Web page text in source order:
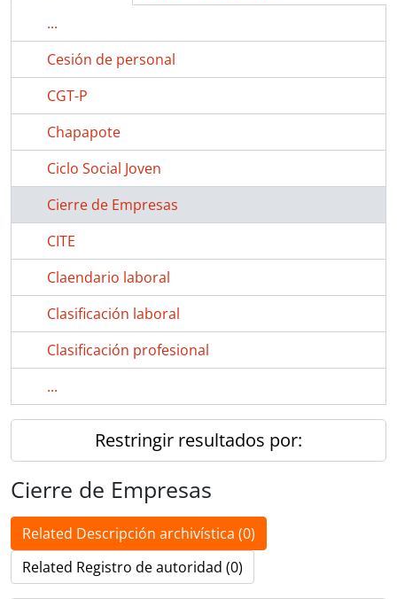
...
Cesión de personal
CGT-P
Chapapote
Ciclo Social Joven
Cierre de Empresas
CITE
Claendario laboral
Clasificación laboral
Clasificación profesional
...
Restringir resultados por:
Cierre de Empresas
Related Descripción archivística (0)
Related Registro de autoridad (0)